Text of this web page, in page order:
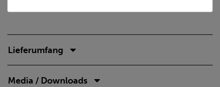
Lieferumfang
Media / Downloads